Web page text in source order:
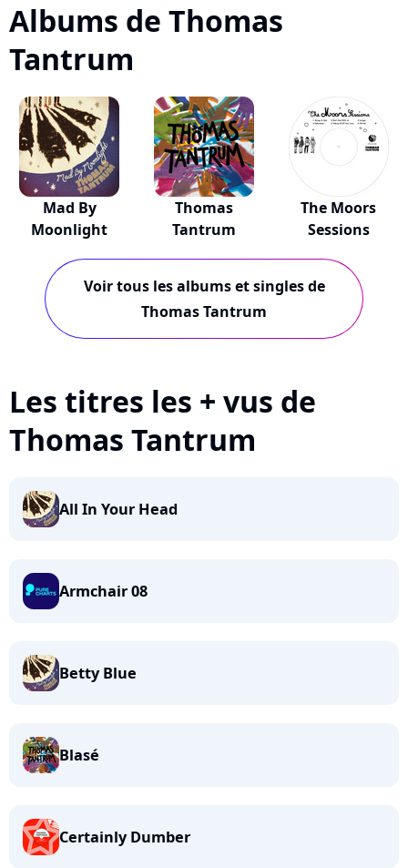
Albums de Thomas
Tantrum
Mad By
Moonlight
Thomas
Tantrum
The Moors
Sessions
Voir tous les albums et singles de
Thomas Tantrum
Les titres les + vus de
Thomas Tantrum
All In Your Head
Armchair 08
Betty Blue
Blasé
Certainly Dumber